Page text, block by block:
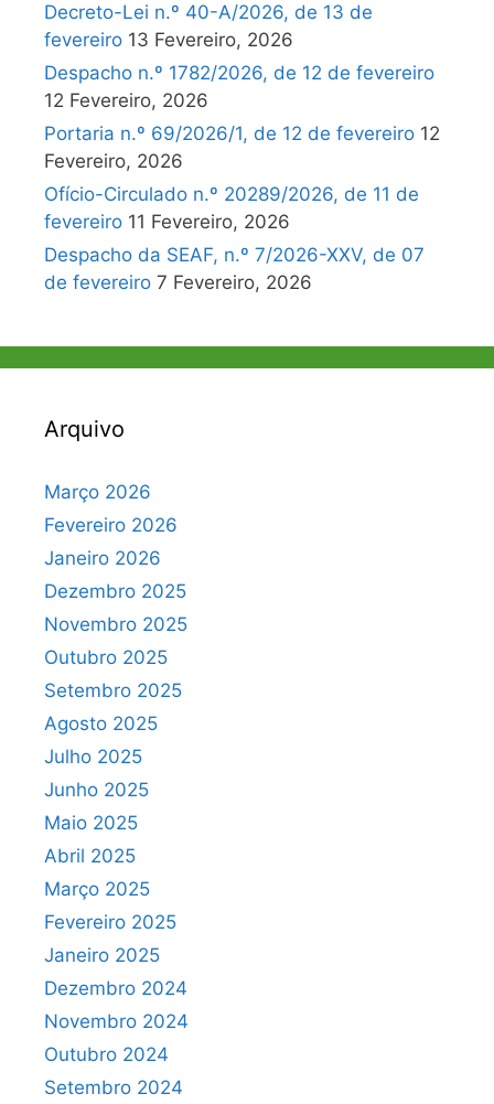
Decreto-Lei n.º 40-A/2026, de 13 de
fevereiro 13 Fevereiro, 2026
Despacho n.º 1782/2026, de 12 de fevereiro
12 Fevereiro, 2026
Portaria n.º 69/2026/1, de 12 de fevereiro 12
Fevereiro, 2026
Ofício-Circulado n.º 20289/2026, de 11 de
fevereiro 11 Fevereiro, 2026
Despacho da SEAF, n.º 7/2026-XXV, de 07
de fevereiro 7 Fevereiro, 2026
Arquivo
Março 2026
Fevereiro 2026
Janeiro 2026
Dezembro 2025
Novembro 2025
Outubro 2025
Setembro 2025
Agosto 2025
Julho 2025
Junho 2025
Maio 2025
Abril 2025
Março 2025
Fevereiro 2025
Janeiro 2025
Dezembro 2024
Novembro 2024
Outubro 2024
Setembro 2024